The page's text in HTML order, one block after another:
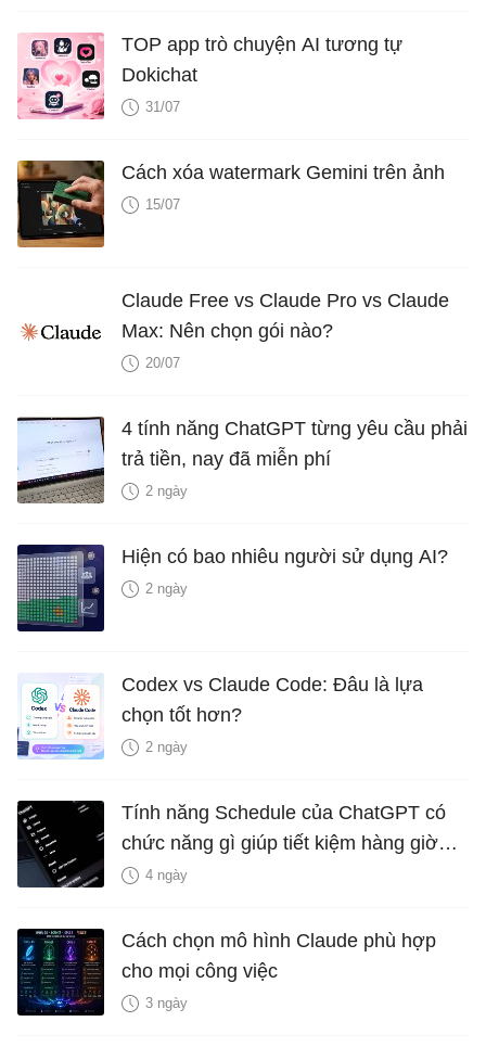
TOP app trò chuyện AI tương tự
Dokichat
31/07
Cách xóa watermark Gemini trên ảnh
15/07
Claude Free vs Claude Pro vs Claude
Max: Nên chọn gói nào?
20/07
4 tính năng ChatGPT từng yêu cầu phải
trả tiền, nay đã miễn phí
2 ngày
Hiện có bao nhiêu người sử dụng AI?
2 ngày
Codex vs Claude Code: Đâu là lựa
chọn tốt hơn?
2 ngày
Tính năng Schedule của ChatGPT có
chức năng gì giúp tiết kiệm hàng giờ
mỗi tuần?
4 ngày
Cách chọn mô hình Claude phù hợp
cho mọi công việc
3 ngày